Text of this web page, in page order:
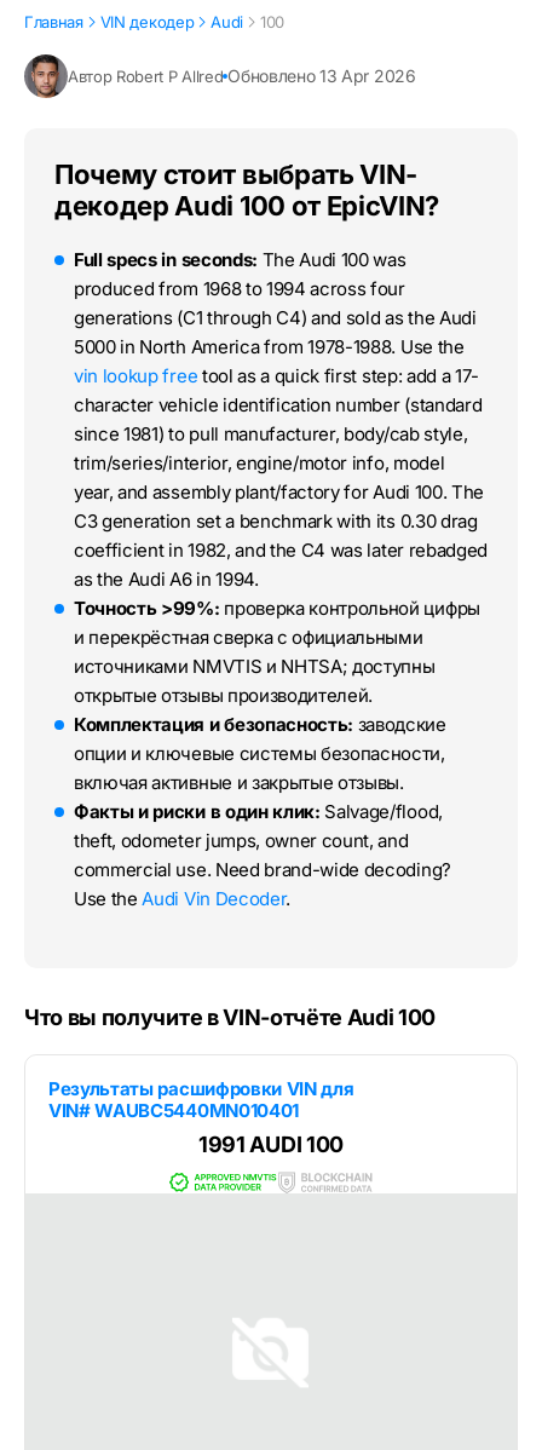
Главная VIN декодер Audi 100
Автор Robert P Allred Обновлено 13 Apr 2026
Почему стоит выбрать VIN-
декодер Audi 100 от EpicVIN?
Full specs in seconds: The Audi 100 was
produced from 1968 to 1994 across four
generations (C1 through C4) and sold as the Audi
5000 in North America from 1978-1988. Use the
vin lookup free tool as a quick first step: add a 17-
character vehicle identification number (standard
since 1981) to pull manufacturer, body/cab style,
trim/series/interior, engine/motor info, model
year, and assembly plant/factory for Audi 100. The
C3 generation set a benchmark with its 0.30 drag
coefficient in 1982, and the C4 was later rebadged
as the Audi A6 in 1994.
Точность >99%: проверка контрольной цифры
и перекрёстная сверка с официальными
источниками NMVTIS и NHTSA; доступны
открытые отзывы производителей.
Комплектация и безопасность: заводские
опции и ключевые системы безопасности,
включая активные и закрытые отзывы.
Факты и риски в один клик: Salvage/flood,
theft, odometer jumps, owner count, and
commercial use. Need brand-wide decoding?
Use theAudi Vin Decoder.
Что вы получите в VIN-отчёте Audi 100
Результаты расшифровки VIN для
VIN# WAUBC5440MN010401
1991 AUDI 100